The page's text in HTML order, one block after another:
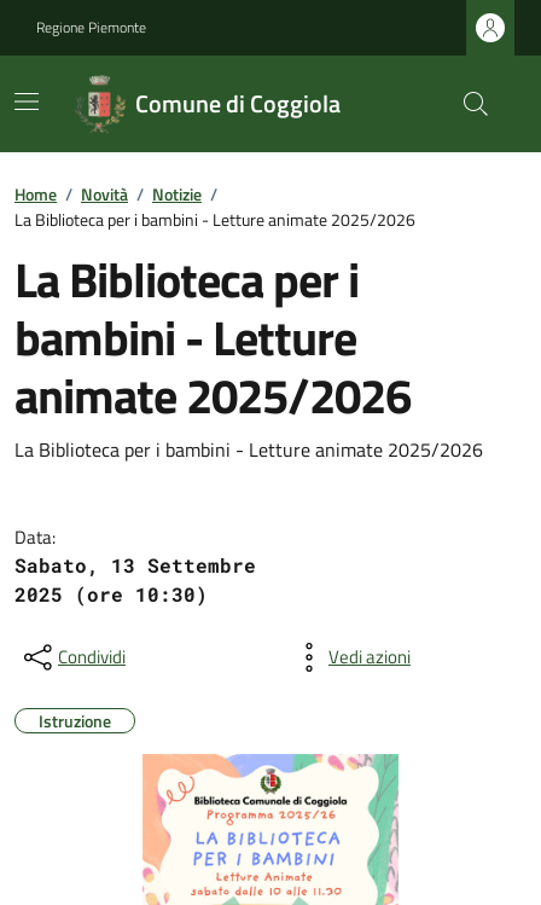
Regione Piemonte
Comune di Coggiola
Home / Novità / Notizie /
La Biblioteca per i bambini - Letture animate 2025/2026
La Biblioteca per i
bambini - Letture
animate 2025/2026
La Biblioteca per i bambini - Letture animate 2025/2026
Data:
Sabato, 13 Settembre
2025 (ore 10:30)
Condividi Vedi azioni
Istruzione